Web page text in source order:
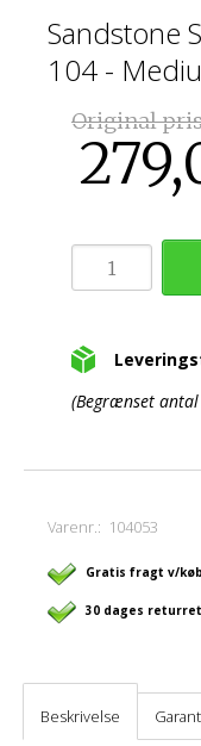
Sandstone
104 -
Original
(Begrænset
Varenr.: 104053
Gratis fragt v/
30 dages returret
Beskrivelse